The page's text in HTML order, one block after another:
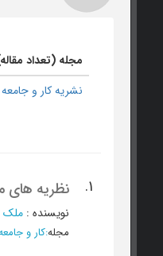
مجله (تعداد
نشریه کار و جامعه 5
1. نظریه های
نویسنده : ملک
مجله:کار و